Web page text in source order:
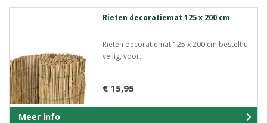
Rieten decoratiemat 125 x 200 cm
Rieten decoratiemat 125 x 200 cm bestelt u
veilig, voor..
€ 15,95
Meer info